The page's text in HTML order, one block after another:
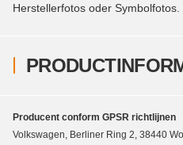
Herstellerfotos oder Symbolfotos.
Producent conform GPSR richtlijnen
Volkswagen, Berliner Ring 2, 38440